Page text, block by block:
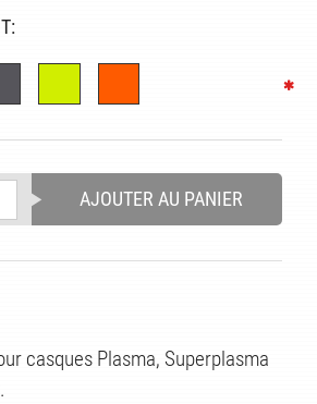
AJOUTER AU PANIER
casques Plasma, Superplasma